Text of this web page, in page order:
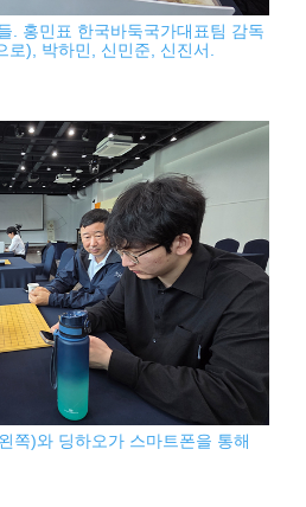
. 홍민표 한국바둑국가대표팀 감독
로), 박하민, 신민준, 신진서.
쪽)와 딩하오가 스마트폰을 통해